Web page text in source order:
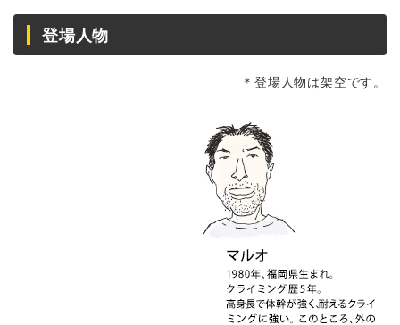
登場人物
＊登場人物は架空です。